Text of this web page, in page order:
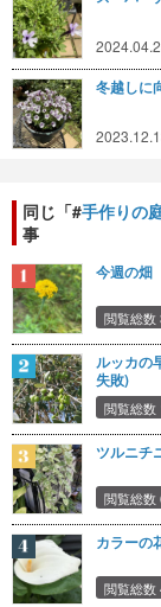
冬越しに
同じ「#手作りの
事
今週の畑
閲覧総数
ルッカの
失敗)
閲覧総数
ツルニチ
閲覧総数
カラーの
閲覧総数